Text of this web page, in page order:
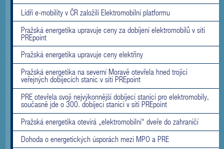
Lídři e-mobility v ČR založili Elektromobilní platformu
Pražská energetika upravuje ceny za dobíjení elektromobilů v síti
PREpoint
Pražská energetika upravuje ceny elektřiny
Pražská energetika na severní Moravě otevřela hned trojici
veřejných dobíjecích stanic v síti PREpoint
PRE otevřela svoji nejvýkonnější dobíjecí stanici pro elektromobily,
současně jde o 300. dobíjecí stanici v síti PREpoint
Pražská energetika otevírá „elektromobilní“ dveře do zahraničí
Dohoda o energetických úsporách mezi MPO a PRE